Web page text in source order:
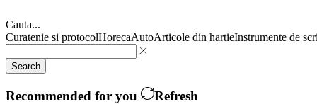
Cauta...
Curatenie si protocolHorecaAutoArticole din hartieInstrumente de
Search
Recommended for you Refresh